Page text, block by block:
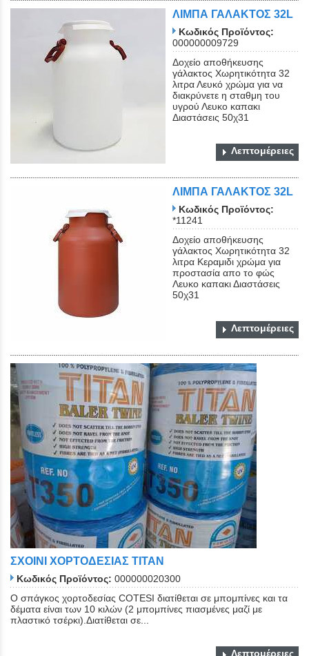
ΛΙΜΠΑ ΓΑΛΑΚΤΟΣ 32L
Κωδικός Προϊόντος:
000000009729
Δοχείο αποθήκευσης
γάλακτος Χωρητικότητα 32
λιτρα Λευκό χρώμα για να
διακρύνετε η σταθμη του
υγρού Λευκο καπακι
Διαστάσεις 50χ31
Λεπτομέρειες
ΛΙΜΠΑ ΓΑΛΑΚΤΟΣ 32L
Κωδικός Προϊόντος:
*11241
Δοχείο αποθήκευσης
γάλακτος Χωρητικότητα 32
λιτρα Κεραμιδι χρώμα για
προστασία απο το φώς
Λευκο καπακι Διαστάσεις
50χ31
Λεπτομέρειες
ΣΧΟΙΝΙ ΧΟΡΤΟΔΕΣΙΑΣ TITAN
Κωδικός Προϊόντος: 000000020300
O σπάγκος χορτοδεσίας COTESI διατίθεται σε μπομπίνες και τα
δέματα είναι των 10 κιλών (2 μπομπίνες πιασμένες μαζί με
πλαστικό τσέρκι).Διατίθεται σε...
Λεπτομέρειες